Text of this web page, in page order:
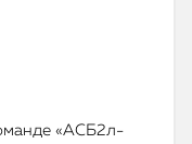
«АСБ2л-